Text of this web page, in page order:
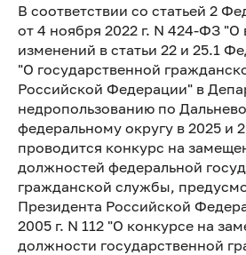
В соответствии со статьей 2
от 4 ноября 2022 г. N 424-ФЗ "О
изменений в статьи 22 и 25.1
"О государственной
Российской Федерации" в
недропользованию по
федеральному округу в 2025 и
проводится конкурс на
должностей федеральной
гражданской службы,
Президента Российской
2005 г. N 112 "О конкурсе на
должности государственной